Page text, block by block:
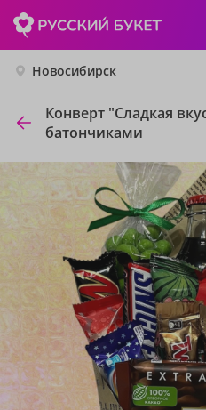
Новосибирск
Конверт "Сладкая
батончиками